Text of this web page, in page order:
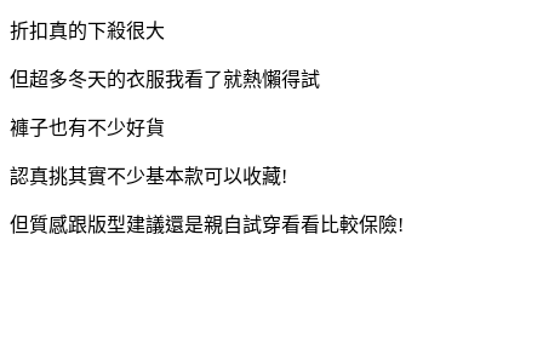
折扣真的下殺很大
但超多冬天的衣服我看了就熱懶得試
褲子也有不少好貨
認真挑其實不少基本款可以收藏!
但質感跟版型建議還是親自試穿看看比較保險!